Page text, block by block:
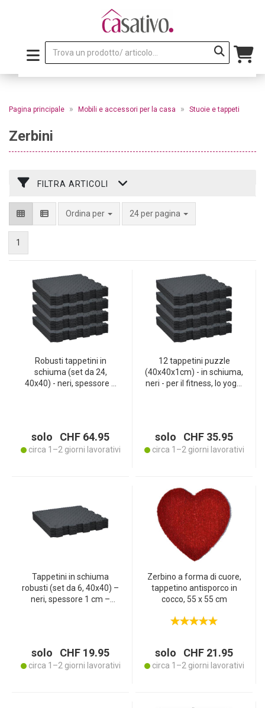
Pagina principale » Mobili e accessori per la casa » Stuoie e tappeti
Zerbini
FILTRA ARTICOLI
Ordina per 24 per pagina
1
Robusti tappetini in
schiuma (set da 24,
40x40) - neri, spessore 1
solo CHF 64.95
circa 1–2 giorni lavorativi
12 tappetini puzzle
(40x40x1cm) - in schiuma,
neri - per il fitness, lo yoga,
solo CHF 35.95
circa 1–2 giorni lavorativi
Tappetini in schiuma
robusti (set da 6, 40x40) –
neri, spessore 1 cm –
comfort
solo CHF 19.95
circa 1–2 giorni lavorativi
Zerbino a forma di cuore,
tappetino antisporco in
cocco, 55 x 55 cm
solo CHF 21.95
circa 1–2 giorni lavorativi